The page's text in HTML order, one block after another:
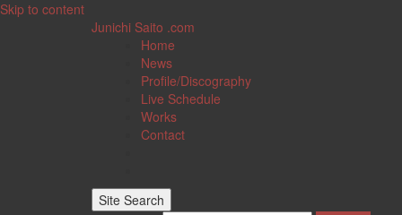
Skip to content
Junichi Saito .com
Home
News
Profile/Discography
Live Schedule
Works
Contact
Site Search